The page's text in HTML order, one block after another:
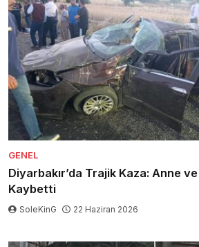
GENEL
Diyarbakır’da Trajik Kaza: Anne ve
Kaybetti
SoleKinG 22 Haziran 2026